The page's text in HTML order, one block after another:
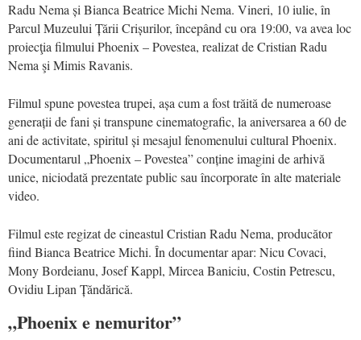
Radu Nema și Bianca Beatrice Michi Nema. Vineri, 10 iulie, în
Parcul Muzeului Țării Crișurilor, începând cu ora 19:00, va avea loc
proiecţia filmului Phoenix – Povestea, realizat de Cristian Radu
Nema şi Mimis Ravanis.
Filmul spune povestea trupei, așa cum a fost trăită de numeroase
generații de fani și transpune cinematografic, la aniversarea a 60 de
ani de activitate, spiritul și mesajul fenomenului cultural Phoenix.
Documentarul „Phoenix – Povestea” conține imagini de arhivă
unice, niciodată prezentate public sau încorporate în alte materiale
video.
Filmul este regizat de cineastul Cristian Radu Nema, producător
fiind Bianca Beatrice Michi. În documentar apar: Nicu Covaci,
Mony Bordeianu, Josef Kappl, Mircea Baniciu, Costin Petrescu,
Ovidiu Lipan Țăndărică.
„Phoenix e nemuritor”